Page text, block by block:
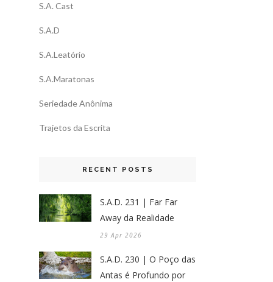
S.A. Cast
S.A.D
S.A.Leatório
S.A.Maratonas
Seriedade Anônima
Trajetos da Escrita
RECENT POSTS
S.A.D. 231 | Far Far
Away da Realidade
29 Apr 2026
S.A.D. 230 | O Poço das
Antas é Profundo por